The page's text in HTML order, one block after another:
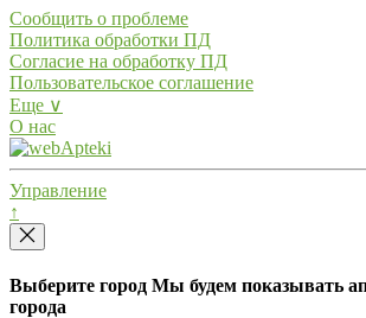
Сообщить о проблеме
Политика обработки ПД
Согласие на обработку ПД
Пользовательское соглашение
Еще ∨
О нас
Управление
↑
Выберите город Мы будем показывать
города